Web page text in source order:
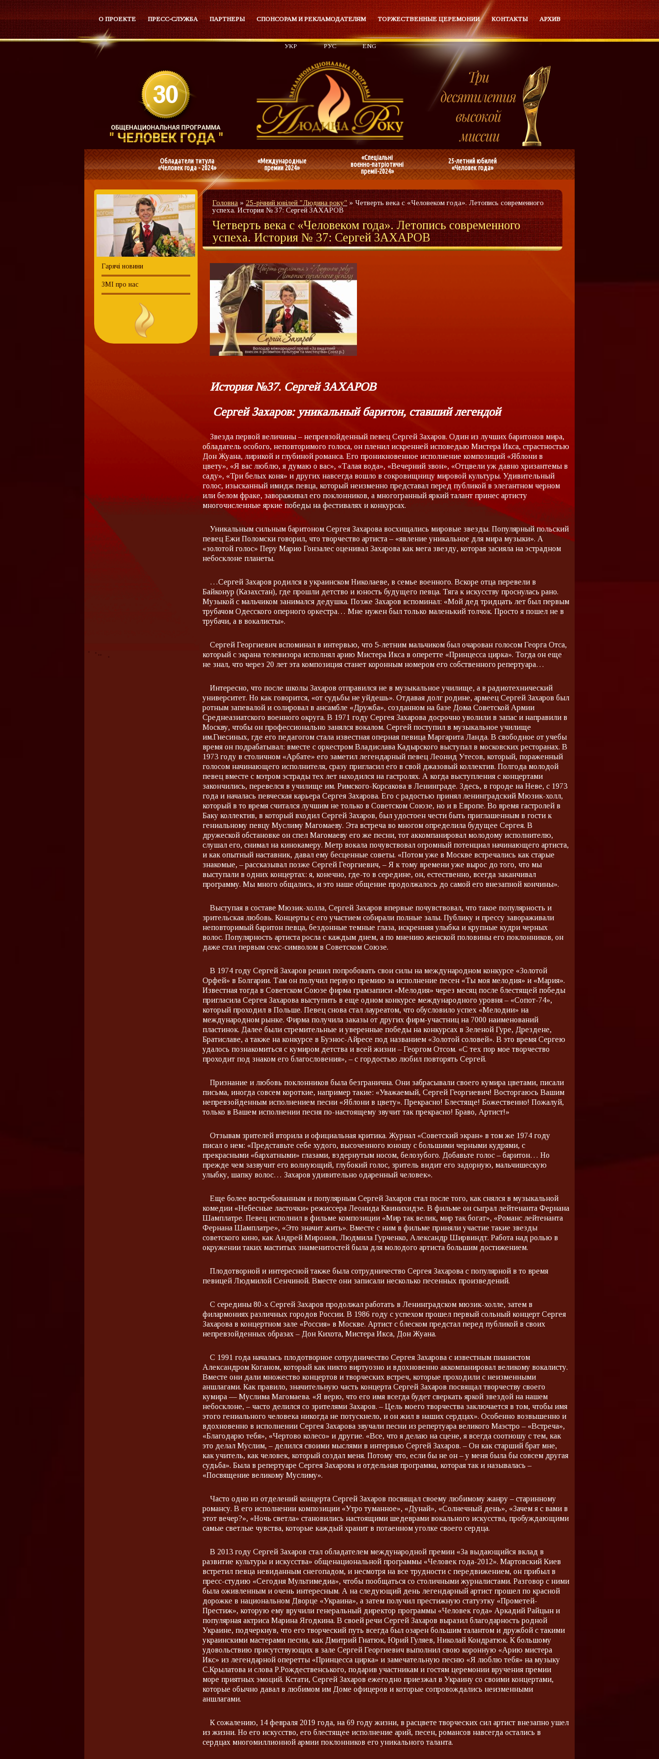
О ПРОЕКТЕ ПРЕСС-СЛУЖБА ПАРТНЕРЫ СПОНСОРАМ И РЕКЛАМОДАТЕЛЯМ ТОРЖЕСТВЕННЫЕ ЦЕРЕМОНИИ КОНТАКТЫ АРХИВ
УКР РУС ENG
Обладатели титула
«Человек года - 2024»
«Международные
премии 2024»
«Спеціальні
воєнно-патріотичні
премії-2024»
25-летний юбилей
«Человек года»
Гарячі новини
ЗМІ про нас
Головна» 25-річний ювілей "Людина року"»Четверть века с «Человеком года». Летопись современного
успеха. История № 37: Сергей ЗАХАРОВ
Четверть века с «Человеком года». Летопись современного
успеха. История № 37: Сергей ЗАХАРОВ
История №37. Сергей ЗАХАРОВ
Сергей Захаров: уникальный баритон, ставший легендой
Звезда первой величины – непревзойденный певец Сергей Захаров. Один из лучших баритонов мира,
обладатель особого, неповторимого голоса, он пленил искренней исповедью Мистера Икса, страстностью
Дон Жуана, лирикой и глубиной романса. Его проникновенное исполнение композиций «Яблони в
цвету», «Я вас люблю, я думаю о вас», «Талая вода», «Вечерний звон», «Отцвели уж давно хризантемы в
саду», «Три белых коня» и других навсегда вошло в сокровищницу мировой культуры. Удивительный
голос, изысканный имидж певца, который неизменно представал перед публикой в элегантном черном
или белом фраке, завораживал его поклонников, а многогранный яркий талант принес артисту
многочисленные яркие победы на фестивалях и конкурсах.
Уникальным сильным баритоном Сергея Захарова восхищались мировые звезды. Популярный польский
певец Ежи Поломски говорил, что творчество артиста – «явление уникальное для мира музыки». А
«золотой голос» Перу Марио Гонзалес оценивал Захарова как мега звезду, которая засияла на эстрадном
небосклоне планеты.
…Сергей Захаров родился в украинском Николаеве, в семье военного. Вскоре отца перевели в
Байконур (Казахстан), где прошли детство и юность будущего певца. Тяга к искусству проснулась рано.
Музыкой с мальчиком занимался дедушка. Позже Захаров вспоминал: «Мой дед тридцать лет был первым
трубачом Одесского оперного оркестра… Мне нужен был только маленький толчок. Просто я пошел не в
трубачи, а в вокалисты».
Сергей Георгиевич вспоминал в интервью, что 5-летним мальчиком был очарован голосом Георга Отса,
который с экрана телевизора исполнял арию Мистера Икса в оперетте «Принцесса цирка». Тогда он еще
не знал, что через 20 лет эта композиция станет коронным номером его собственного репертуара…
Интересно, что после школы Захаров отправился не в музыкальное училище, а в радиотехнический
университет. Но как говорится, «от судьбы не уйдешь». Отдавая долг родине, армеец Сергей Захаров был
ротным запевалой и солировал в ансамбле «Дружба», созданном на базе Дома Советской Армии
Среднеазиатского военного округа. В 1971 году Сергея Захарова досрочно уволили в запас и направили в
Москву, чтобы он профессионально занялся вокалом. Сергей поступил в музыкальное училище
им.Гнесиных, где его педагогом стала известная оперная певица Маргарита Ланда. В свободное от учебы
время он подрабатывал: вместе с оркестром Владислава Кадырского выступал в московских ресторанах. В
1973 году в столичном «Арбате» его заметил легендарный певец Леонид Утесов, который, пораженный
голосом начинающего исполнителя, сразу пригласил его в свой джазовый коллектив. Полгода молодой
певец вместе с мэтром эстрады тех лет находился на гастролях. А когда выступления с концертами
закончились, перевелся в училище им. Римского-Корсакова в Ленинграде. Здесь, в городе на Неве, с 1973
года и началась певческая карьера Сергея Захарова. Его с радостью принял ленинградский Мюзик-холл,
который в то время считался лучшим не только в Советском Союзе, но и в Европе. Во время гастролей в
Баку коллектив, в который входил Сергей Захаров, был удостоен чести быть приглашенным в гости к
гениальному певцу Муслиму Магомаеву. Эта встреча во многом определила будущее Сергея. В
дружеской обстановке он спел Магомаеву его же песни, тот аккомпанировал молодому исполнителю,
слушал его, снимал на кинокамеру. Метр вокала почувствовал огромный потенциал начинающего артиста,
и как опытный наставник, давал ему бесценные советы. «Потом уже в Москве встречались как старые
знакомые, – рассказывал позже Сергей Георгиевич, – Я к тому времени уже вырос до того, что мы
выступали в одних концертах: я, конечно, где-то в середине, он, естественно, всегда заканчивал
программу. Мы много общались, и это наше общение продолжалось до самой его внезапной кончины».
Выступая в составе Мюзик-холла, Сергей Захаров впервые почувствовал, что такое популярность и
зрительская любовь. Концерты с его участием собирали полные залы. Публику и прессу завораживали
неповторимый баритон певца, бездонные темные глаза, искренняя улыбка и крупные кудри черных
волос. Популярность артиста росла с каждым днем, а по мнению женской половины его поклонников, он
даже стал первым секс-символом в Советском Союзе.
В 1974 году Сергей Захаров решил попробовать свои силы на международном конкурсе «Золотой
Орфей» в Болгарии. Там он получил первую премию за исполнение песен «Ты моя мелодия» и «Мария».
Известная тогда в Советском Союзе фирма грамзаписи «Мелодия» через месяц после блестящей победы
пригласила Сергея Захарова выступить в еще одном конкурсе международного уровня – «Сопот-74»,
который проходил в Польше. Певец снова стал лауреатом, что обусловило успех «Мелодии» на
международном рынке. Фирма получила заказы от других фирм-участниц на 7000 наименований
пластинок. Далее были стремительные и уверенные победы на конкурсах в Зеленой Гуре, Дрездене,
Братиславе, а также на конкурсе в Буэнос-Айресе под названием «Золотой соловей». В это время Сергею
удалось познакомиться с кумиром детства и всей жизни – Георгом Отсом. «С тех пор мое творчество
проходит под знаком его благословения», – с гордостью любил повторять Сергей.
Признание и любовь поклонников была безгранична. Они забрасывали своего кумира цветами, писали
письма, иногда совсем короткие, например такие: «Уважаемый, Сергей Георгиевич! Восторгаюсь Вашим
непревзойденным исполнением песни «Яблони в цвету». Прекрасно! Блестяще! Божественно! Пожалуй,
только в Вашем исполнении песня по-настоящему звучит так прекрасно! Браво, Артист!»
Отзывам зрителей вторила и официальная критика. Журнал «Советский экран» в том же 1974 году
писал о нем: «Представьте себе худого, высоченного юношу с большими черными кудрями, с
прекрасными «бархатными» глазами, вздернутым носом, белозубого. Добавьте голос – баритон… Но
прежде чем зазвучит его волнующий, глубокий голос, зритель видит его задорную, мальчишескую
улыбку, шапку волос… Захаров удивительно одаренный человек».
Еще более востребованным и популярным Сергей Захаров стал после того, как снялся в музыкальной
комедии «Небесные ласточки» режиссера Леонида Квинихидзе. В фильме он сыграл лейтенанта Фернана
Шамплатре. Певец исполнил в фильме композиции «Мир так велик, мир так богат», «Романс лейтенанта
Фернана Шамплатре», «Это значит жить». Вместе с ним в фильме приняли участие такие звезды
советского кино, как Андрей Миронов, Людмила Гурченко, Александр Ширвиндт. Работа над ролью в
окружении таких маститых знаменитостей была для молодого артиста большим достижением.
Плодотворной и интересной также была сотрудничество Сергея Захарова с популярной в то время
певицей Людмилой Сенчиной. Вместе они записали несколько песенных произведений.
С середины 80-х Сергей Захаров продолжал работать в Ленинградском мюзик-холле, затем в
филармониях различных городов России. В 1986 году с успехом прошел первый сольный концерт Сергея
Захарова в концертном зале «Россия» в Москве. Артист с блеском предстал перед публикой в своих
непревзойденных образах – Дон Кихота, Мистера Икса, Дон Жуана.
С 1991 года началась плодотворное сотрудничество Сергея Захарова с известным пианистом
Александром Коганом, который как никто виртуозно и вдохновенно аккомпанировал великому вокалисту.
Вместе они дали множество концертов и творческих встреч, которые проходили с неизменными
аншлагами. Как правило, значительную часть концерта Сергей Захаров посвящал творчеству своего
кумира — Муслима Магомаева. «Я верю, что его имя всегда будет сверкать яркой звездой на нашем
небосклоне, – часто делился со зрителями Захаров. – Цель моего творчества заключается в том, чтобы имя
этого гениального человека никогда не потускнело, и он жил в наших сердцах». Особенно возвышенно и
вдохновенно в исполнении Сергея Захарова звучали песни из репертуара великого Маэстро – «Встреча»,
«Благодарю тебя», «Чертово колесо» и другие. «Все, что я делаю на сцене, я всегда соотношу с тем, как
это делал Муслим, – делился своими мыслями в интервью Сергей Захаров. – Он как старший брат мне,
как учитель, как человек, который создал меня. Потому что, если бы не он – у меня была бы совсем другая
судьба». Была в репертуаре Сергея Захарова и отдельная программа, которая так и называлась –
«Посвящение великому Муслиму».
Часто одно из отделений концерта Сергей Захаров посвящал своему любимому жанру – старинному
романсу. В его исполнении композиции «Утро туманное», «Дунай», «Солнечный день», «Зачем я с вами в
этот вечер?», «Ночь светла» становились настоящими шедеврами вокального искусства, пробуждающими
самые светлые чувства, которые каждый хранит в потаенном уголке своего сердца.
В 2013 году Сергей Захаров стал обладателем международной премии «За выдающийся вклад в
развитие культуры и искусства» общенациональной программы «Человек года-2012». Мартовский Киев
встретил певца невиданным снегопадом, и несмотря на все трудности с передвижением, он прибыл в
пресс-студию «Сегодня Мультимедиа», чтобы пообщаться со столичными журналистами. Разговор с ними
была оживленным и очень интересным. А на следующий день легендарный артист прошел по красной
дорожке в национальном Дворце «Украина», а затем получил престижную статуэтку «Прометей-
Престиж», которую ему вручили генеральный директор программы «Человек года» Аркадий Райцын и
популярная актриса Марина Ягодкина. В своей речи Сергей Захаров выразил благодарность родной
Украине, подчеркнув, что его творческий путь всегда был озарен большим талантом и дружбой с такими
украинскими мастерами песни, как Дмитрий Гнатюк, Юрий Гуляев, Николай Кондратюк. К большому
удовольствию присутствующих в зале Сергей Георгиевич выполнил свою коронную «Арию мистера
Икс» из легендарной оперетты «Принцесса цирка» и замечательную песню «Я люблю тебя» на музыку
С.Крылатова и слова Р.Рождественського, подарив участникам и гостям церемонии вручения премии
море приятных эмоций. Кстати, Сергей Захаров ежегодно приезжал в Украину со своими концертами,
которые обычно давал в любимом им Доме офицеров и которые сопровождались неизменными
аншлагами.
К сожалению, 14 февраля 2019 года, на 69 году жизни, в расцвете творческих сил артист внезапно ушел
из жизни. Но его искусство, его блестящее исполнение арий, песен, романсов навсегда остались в
сердцах многомиллионной армии поклонников его уникального таланта.